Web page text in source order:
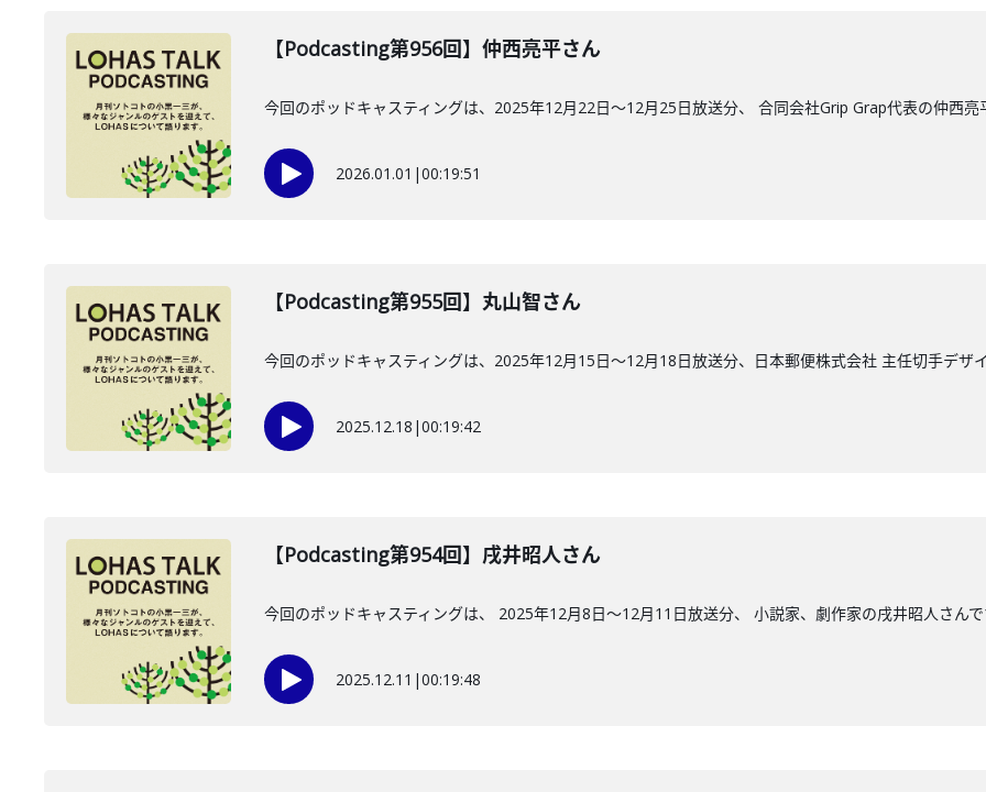
【Podcasting第956回】仲西亮平さん
今回のポッドキャスティングは、2025年12月22日〜12月25日放送分、 合同会社Grip Grap代表の仲西亮
2026.01.01 |00:19:51
【Podcasting第955回】丸山智さん
今回のポッドキャスティングは、2025年12月15日〜12月18日放送分、日本郵便株式会社 主任切手デザ
2025.12.18 |00:19:42
【Podcasting第954回】戌井昭人さん
今回のポッドキャスティングは、 2025年12月8日〜12月11日放送分、 小説家、劇作家の戌井昭人さんで
2025.12.11 |00:19:48